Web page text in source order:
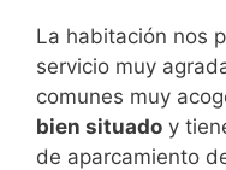
La habitación nos
servicio muy
comunes muy
bien situado y
de aparcamiento